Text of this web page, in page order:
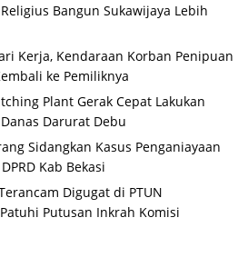
Bangun Sukawijaya Lebih
Kerja, Kendaraan Korban Penipuan
ke Pemiliknya
Plant Gerak Cepat Lakukan
Darurat Debu
Sidangkan Kasus Penganiayaan
Kab Bekasi
Digugat di PTUN
Putusan Inkrah Komisi